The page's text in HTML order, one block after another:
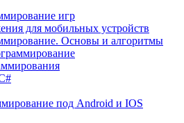
игр
для мобильных устройств
Основы и алгоритмы
под Android и IOS